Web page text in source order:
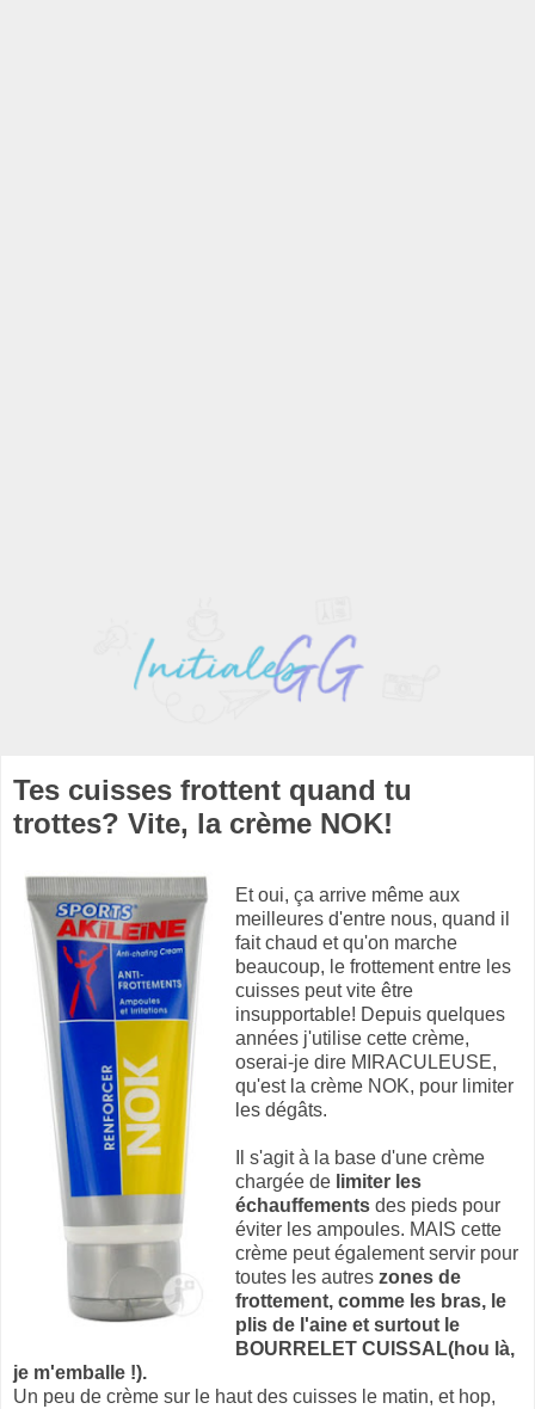
Tes cuisses frottent quand tu
trottes? Vite, la crème NOK!
Et oui, ça arrive même aux
meilleures d'entre nous, quand il
fait chaud et qu'on marche
beaucoup, le frottement entre les
cuisses peut vite être
insupportable! Depuis quelques
années j'utilise cette crème,
oserai-je dire MIRACULEUSE,
qu'est la crème NOK, pour limiter
les dégâts.
Il s'agit à la base d'une crème
chargée de limiter les
échauffements des pieds pour
éviter les ampoules. MAIS cette
crème peut également servir pour
toutes les autres zones de
frottement, comme les bras, le
plis de l'aine et surtout le
BOURRELET CUISSAL(hou là,
je m'emballe !).
Un peu de crème sur le haut des cuisses le matin, et hop,